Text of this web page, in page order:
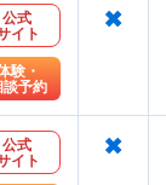
公式
イト
験・
談予約
×
公式
イト
×